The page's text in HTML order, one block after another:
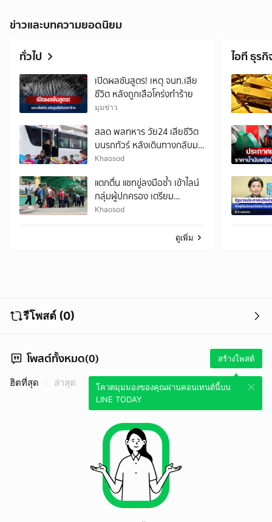
ข่าวและบทความยอดนิยม
ทั่วไป
เปิดผลชันสูตร! เหตุ จนท.เสีย
ชีวิต หลังถูกเสือโคร่งทำร้าย
มุมข่าว
สลด พลทหาร วัย24 เสียชีวิต
บนรถทัวร์ หลังเดินทางกลับมา
เยี่ยมบ้าน
Khaosod
แตกตื่น แชทขู่ลงมือซ้ำ เข้าไลน์
กลุ่มผู้ปกครอง เตรียม
มาตรการป้องกัน
Khaosod
ดูเพิ่ม
ไอที ธุรกิ
รีโพสต์ (0)
โพสต์ทั้งหมด(0) สร้างโพสต์
โควตมุมมองของคุณผ่านคอนเทนต์นี้บน
LINE TODAY
ฮิตที่สุด ล่าสุด